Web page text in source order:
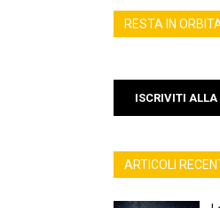
RESTA IN
ISCRIVITI ALLA
ARTICOLI